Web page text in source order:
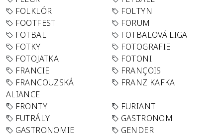
FOLKLÓR
FOLTYN
FOOTFEST
FORUM
FOTBAL
FOTBALOVÁ LIGA
FOTKY
FOTOGRAFIE
FOTOJATKA
FOTONI
FRANCIE
FRANÇOIS
FRANCOUZSKÁ
ALIANCE
FRANZ KAFKA
FRONTY
FURIANT
FUTRÁLY
GASTRONOM
GASTRONOMIE
GENDER